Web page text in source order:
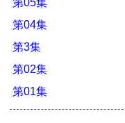
第05集
第04集
第3集
第02集
第01集